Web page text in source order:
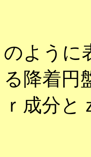
のように
る降着円
ｒ成分